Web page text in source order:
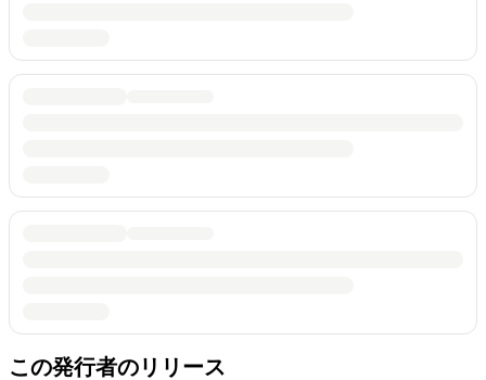
この発行者のリリース